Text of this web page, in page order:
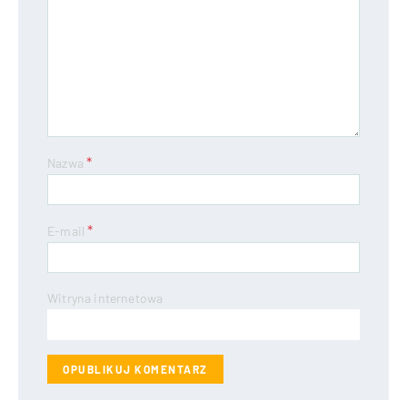
Nazwa*
E-mail*
Witryna internetowa